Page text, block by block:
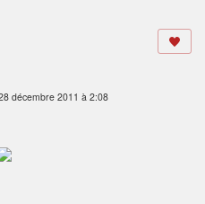
décembre 2011 à 2:08